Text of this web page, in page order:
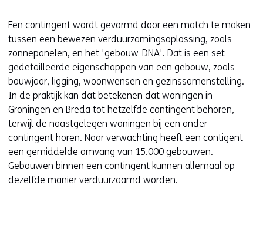
Een contingent wordt gevormd door een match te maken
tussen een bewezen verduurzamingsoplossing, zoals
zonnepanelen, en het 'gebouw-DNA'. Dat is een set
gedetailleerde eigenschappen van een gebouw, zoals
bouwjaar, ligging, woonwensen en gezinssamenstelling.
In de praktijk kan dat betekenen dat woningen in
Groningen en Breda tot hetzelfde contingent behoren,
terwijl de naastgelegen woningen bij een ander
contingent horen. Naar verwachting heeft een contigent
een gemiddelde omvang van 15.000 gebouwen.
Gebouwen binnen een contingent kunnen allemaal op
dezelfde manier verduurzaamd worden.